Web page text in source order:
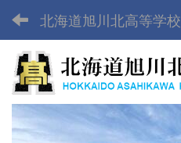
北海道旭川北高等学校